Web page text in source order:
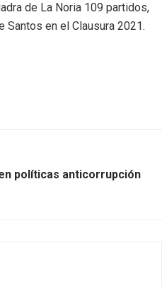
de La Noria 109 partidos,
Santos en el Clausura 2021.
políticas anticorrupción